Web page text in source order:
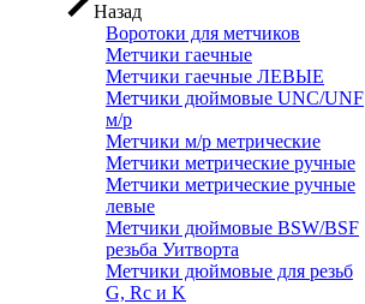
Назад
Воротоки для метчиков
Метчики гаечные
Метчики гаечные ЛЕВЫЕ
Метчики дюймовые UNC/UNF
м/р
Метчики м/р метрические
Метчики метрические ручные
Метчики метрические ручные
левые
Метчики дюймовые BSW/BSF
резьба Уитворта
Метчики дюймовые для резьб
G, Rc и K